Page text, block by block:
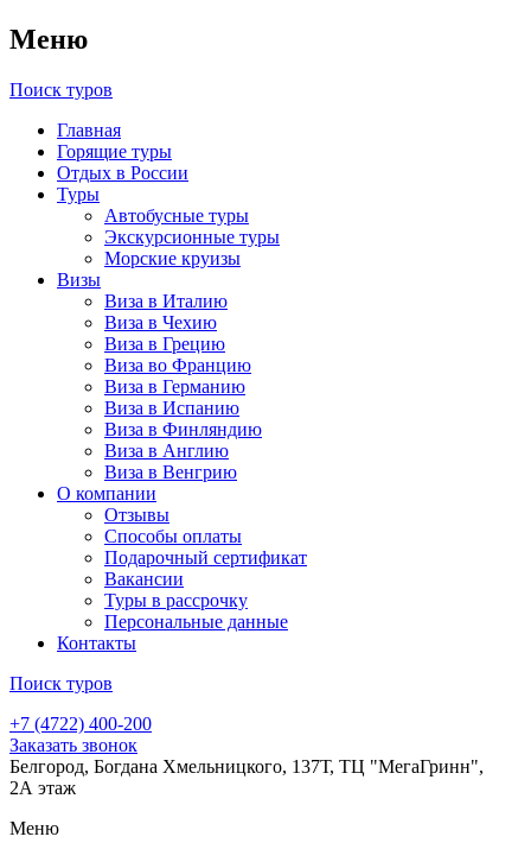
Меню
Поиск туров
Главная
Горящие туры
Отдых в России
Туры
Автобусные туры
Экскурсионные туры
Морские круизы
Визы
Виза в Италию
Виза в Чехию
Виза в Грецию
Виза во Францию
Виза в Германию
Виза в Испанию
Виза в Финляндию
Виза в Англию
Виза в Венгрию
О компании
Отзывы
Способы оплаты
Подарочный сертификат
Вакансии
Туры в рассрочку
Персональные данные
Контакты
Поиск туров
+7 (4722) 400-200
Заказать звонок
Белгород, Богдана Хмельницкого, 137Т, ТЦ "МегаГринн",
2А этаж
Меню